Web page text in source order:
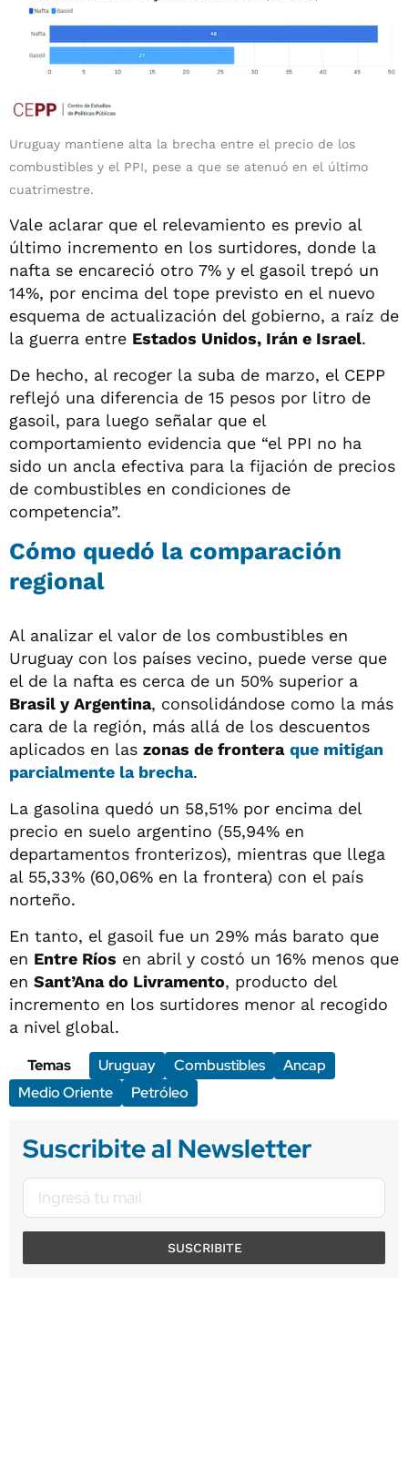
Uruguay mantiene alta la brecha entre el precio de los
combustibles y el PPI, pese a que se atenuó en el último
cuatrimestre.
Vale aclarar que el relevamiento es previo al
último incremento en los surtidores, donde la
nafta se encareció otro 7% y el gasoil trepó un
14%, por encima del tope previsto en el nuevo
esquema de actualización del gobierno, a raíz de
la guerra entre Estados Unidos, Irán e Israel.
De hecho, al recoger la suba de marzo, el CEPP
reflejó una diferencia de 15 pesos por litro de
gasoil, para luego señalar que el
comportamiento evidencia que “el PPI no ha
sido un ancla efectiva para la fijación de precios
de combustibles en condiciones de
competencia”.
Cómo quedó la comparación
regional
Al analizar el valor de los combustibles en
Uruguay con los países vecino, puede verse que
el de la nafta es cerca de un 50% superior a
Brasil y Argentina, consolidándose como la más
cara de la región, más allá de los descuentos
aplicados en las zonas de frontera que mitigan
parcialmente la brecha.
La gasolina quedó un 58,51% por encima del
precio en suelo argentino (55,94% en
departamentos fronterizos), mientras que llega
al 55,33% (60,06% en la frontera) con el país
norteño.
En tanto, el gasoil fue un 29% más barato que
en Entre Ríos en abril y costó un 16% menos que
en Sant’Ana do Livramento, producto del
incremento en los surtidores menor al recogido
a nivel global.
Temas
Uruguay Combustibles
Ancap
Medio Oriente
Petróleo
Suscribite al Newsletter
SUSCRIBITE